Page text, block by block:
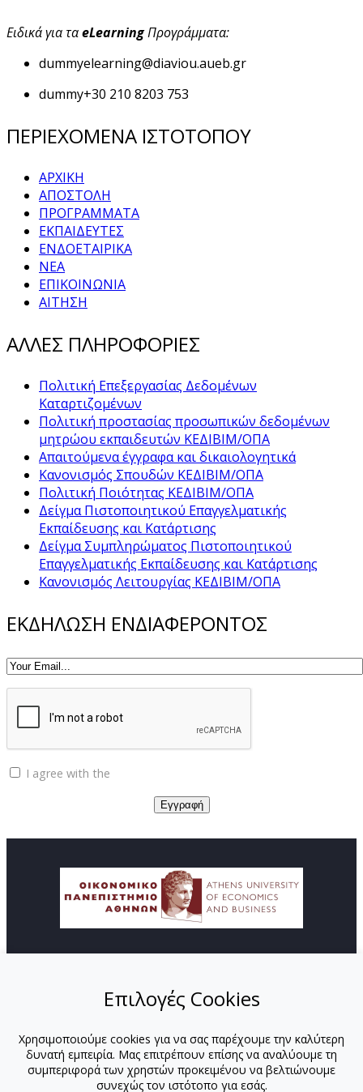
Ειδικά για ταeLearningΠρογράμματα:
dummyelearning@diaviou.aueb.gr
dummy+30 210 8203 753
ΠΕΡΙΕΧΟΜΕΝΑ ΙΣΤΟΤΟΠΟΥ
ΑΡΧΙΚΗ
ΑΠΟΣΤΟΛΗ
ΠΡΟΓΡΑΜΜΑΤΑ
ΕΚΠΑΙΔΕΥΤΕΣ
ΕΝΔΟΕΤΑΙΡΙΚΑ
ΝΕΑ
ΕΠΙΚΟΙΝΩΝΙΑ
ΑΙΤΗΣΗ
ΑΛΛΕΣ ΠΛΗΡΟΦΟΡΙΕΣ
Πολιτική Επεξεργασίας Δεδομένων
Καταρτιζομένων
Πολιτική προστασίας προσωπικών δεδομένων
μητρώου εκπαιδευτών ΚΕΔΙΒΙΜ/ΟΠΑ
Απαιτούμενα έγγραφα και δικαιολογητικά
Κανονισμός Σπουδών ΚΕΔΙΒΙΜ/ΟΠΑ
Πολιτική Ποιότητας ΚΕΔΙΒΙΜ/ΟΠΑ
Δείγμα Πιστοποιητικού Επαγγελματικής
Εκπαίδευσης και Κατάρτισης
Δείγμα Συμπληρώματος Πιστοποιητικού
Επαγγελματικής Εκπαίδευσης και Κατάρτισης
Κανονισμός Λειτουργίας ΚΕΔΙΒΙΜ/ΟΠΑ
ΕΚΔΗΛΩΣΗ ΕΝΔΙΑΦΕΡΟΝΤΟΣ
I agree with the
ΑΠΟΣΤΟΛΗ
ΠΡΟΓΡΑΜΜΑΤΑ
ΕΚΠΑΙΔΕΥΤΕΣ
ΕΚΠΑΙΔΕΥΤΕΣ-ΟΠΑ
Επιλογές Cookies
Χρησιμοποιούμε cookies για να σας παρέχουμε την καλύτερη
δυνατή εμπειρία. Μας επιτρέπουν επίσης να αναλύουμε τη
συμπεριφορά των χρηστών προκειμένου να βελτιώνουμε
συνεχώς τον ιστότοπο για εσάς.